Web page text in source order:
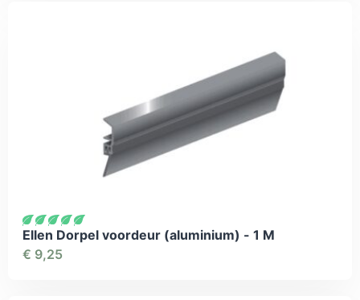
Ellen Dorpel voordeur (aluminium) - 1 M
€ 9,25